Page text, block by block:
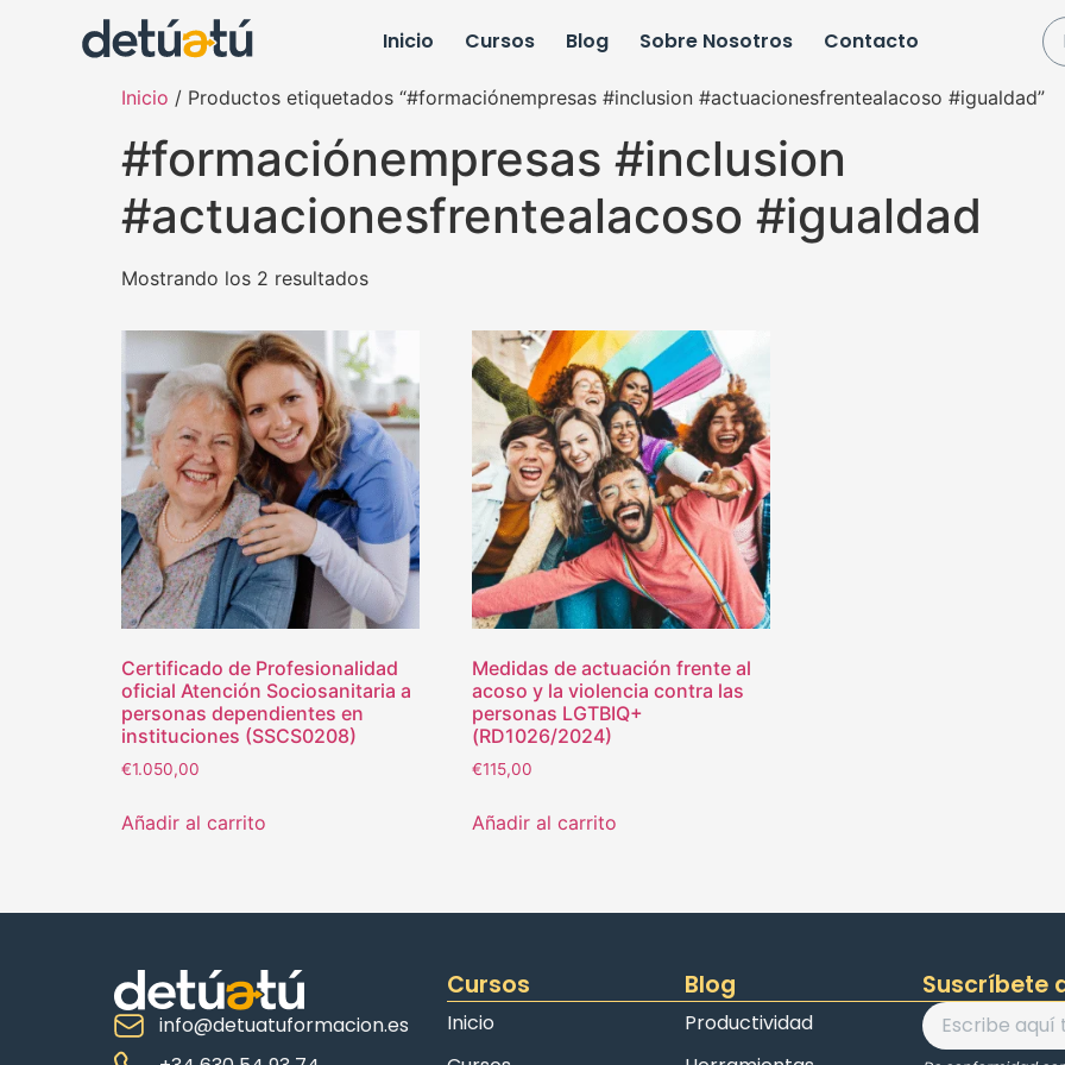
Inicio Cursos Blog Sobre Nosotros Contacto
Inicio / Productos etiquetados “#formaciónempresas #inclusion #actuacionesfrentealacoso #igualdad”
#formaciónempresas #inclusion
#actuacionesfrentealacoso #igualdad
Mostrando los 2 resultados
Certificado de Profesionalidad
oficial Atención Sociosanitaria a
personas dependientes en
instituciones (SSCS0208)
€1.050,00
Añadir al carrito
Medidas de actuación frente al
acoso y la violencia contra las
personas LGTBIQ+
(RD1026/2024)
€115,00
Añadir al carrito
info@detuatuformacion.es
Cursos
Inicio
Blog
Productividad
Suscríbete